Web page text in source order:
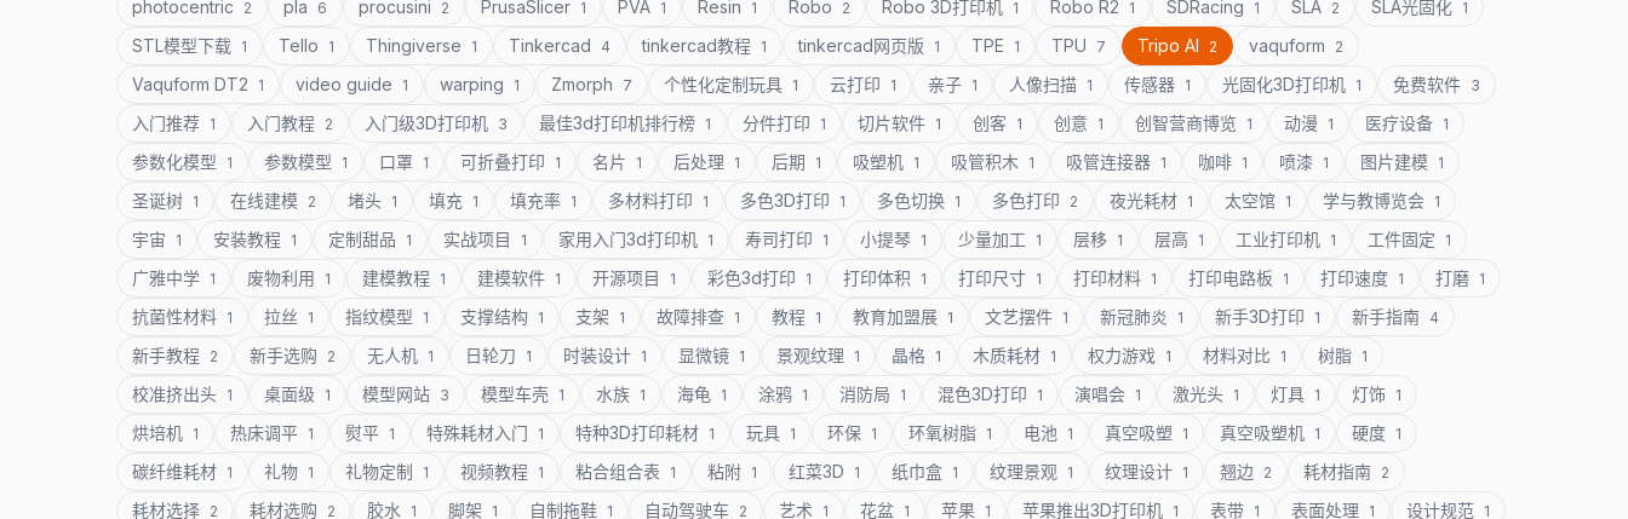
photocentric 2 pla 6 procusini 2 PrusaSlicer 1 PVA 1 Resin 1 Robo 2 Robo 3D打印机 1 Robo R2 1 SDRacing 1 SLA 2 SLA光固化 1
STL模型下载 1 Tello 1 Thingiverse 1 Tinkercad 4 tinkercad教程 1 tinkercad网页版 1 TPE 1 TPU 7 Tripo AI 2 vaquform 2
Vaquform DT2 1 video guide 1 warping 1 Zmorph 7 个性化定制玩具 1 云打印 1 亲子 1 人像扫描 1 传感器 1 光固化3D打印机 1 免费软件 3
入门推荐 1 入门教程 2 入门级3D打印机 3 最佳3d打印机排行榜 1 分件打印 1 切片软件 1 创客 1 创意 1 创智营商博览 1 动漫 1 医疗设备 1
参数化模型 1 参数模型 1 口罩 1 可折叠打印 1 名片 1 后处理 1 后期 1 吸塑机 1 吸管积木 1 吸管连接器 1 咖啡 1 喷漆 1 图片建模 1
圣诞树 1 在线建模 2 堵头 1 填充 1 填充率 1 多材料打印 1 多色3D打印 1 多色切换 1 多色打印 2 夜光耗材 1 太空馆 1 学与教博览会 1
宇宙 1 安装教程 1 定制甜品 1 实战项目 1 家用入门3d打印机 1 寿司打印 1 小提琴 1 少量加工 1 层移 1 层高 1 工业打印机 1 工件固定 1
广雅中学 1 废物利用 1 建模教程 1 建模软件 1 开源项目 1 彩色3d打印 1 打印体积 1 打印尺寸 1 打印材料 1 打印电路板 1 打印速度 1 打磨 1
抗菌性材料 1 拉丝 1 指纹模型 1 支撑结构 1 支架 1 故障排查 1 教程 1 教育加盟展 1 文艺摆件 1 新冠肺炎 1 新手3D打印 1 新手指南 4
新手教程 2 新手选购 2 无人机 1 日轮刀 1 时装设计 1 显微镜 1 景观纹理 1 晶格 1 木质耗材 1 权力游戏 1 材料对比 1 树脂 1
校准挤出头 1 桌面级 1 模型网站 3 模型车壳 1 水族 1 海龟 1 涂鸦 1 消防局 1 混色3D打印 1 演唱会 1 激光头 1 灯具 1 灯饰 1
烘培机 1 热床调平 1 熨平 1 特殊耗材入门 1 特种3D打印耗材 1 玩具 1 环保 1 环氧树脂 1 电池 1 真空吸塑 1 真空吸塑机 1 硬度 1
碳纤维耗材 1 礼物 1 礼物定制 1 视频教程 1 粘合组合表 1 粘附 1 红菜3D 1 纸巾盒 1 纹理景观 1 纹理设计 1 翘边 2 耗材指南 2
耗材选择 2 耗材选购 2 胶水 1 脚架 1 自制拖鞋 1 自动驾驶车 2 艺术 1 花盆 1 苹果 1 苹果推出3D打印机 1 表带 1 表面处理 1 设计规范 1